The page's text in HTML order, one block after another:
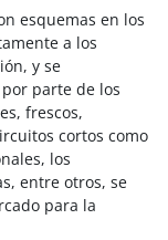
esquemas en los
a los
y se
parte de los
frescos,
cortos como
los
entre otros, se
para la